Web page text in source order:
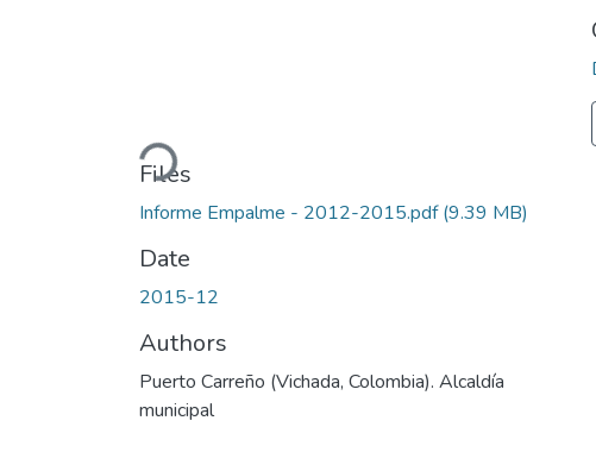
Loading...
Files
Informe Empalme - 2012-2015.pdf(9.39 MB)
Date
2015-12
Authors
Puerto Carreño (Vichada, Colombia). Alcaldía
municipal